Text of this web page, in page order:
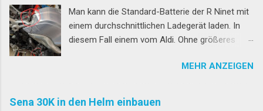
Man kann die Standard-Batterie der R Ninet mit
einem durchschnittlichen Ladegerät laden. In
diesem Fall einem vom Aldi. Ohne größeres
Ladegerät. Dazu muss allerdings der Fahrersitz
runter. Für den Sozius habt ihr euch hoffentlich
MEHR ANZEIGEN
Sena 30K in den Helm einbauen